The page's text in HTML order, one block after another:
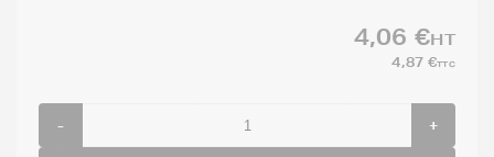
4,06 €HT
4,87 €TTC
- +